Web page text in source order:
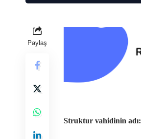
Paylaş
Struktur vahidinin adı: